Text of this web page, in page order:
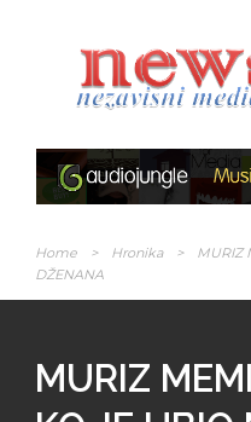
Home > Hronika >
MURIZ
DŽENANA
MURIZ